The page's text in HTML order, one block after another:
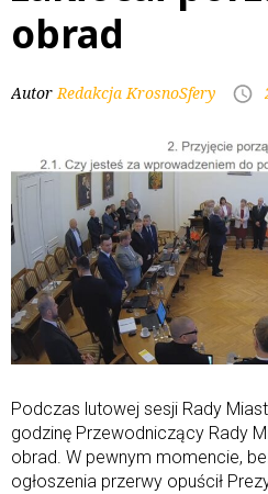
obrad
AutorRedakcja KrosnoSfery
Podczas lutowej sesji Rady
godzinę Przewodniczący Rady
obrad. W pewnym momencie,
ogłoszenia przerwy opuścił